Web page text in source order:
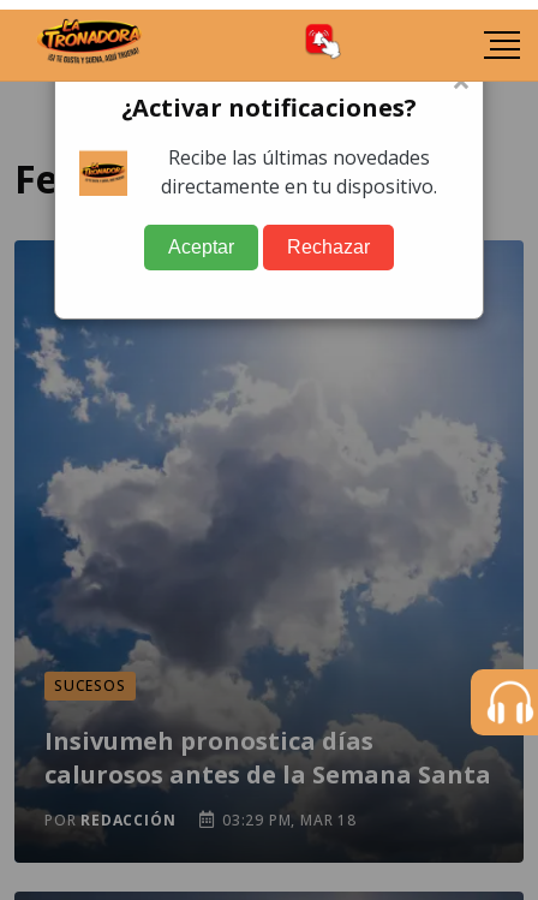
Febrero 2024
SUCESOS
Insivumeh pronostica días
calurosos antes de la Semana Santa
PORREDACCIÓN 03:29 PM, MAR 18
×
¿Activar notificaciones?
Recibe las últimas novedades
directamente en tu dispositivo.
Aceptar Rechazar